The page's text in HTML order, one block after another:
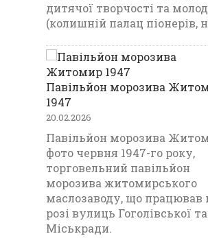
дитячої творчості та
(колишній палац піонерів,
Павільйон морозива
1947
20.02.2026
Павільйон морозива
фото червня 1947-го року,
торговельний павільйон
морозива житомирського
маслозаводу, що працював
розі вулиць Гоголівської та
Міськради.